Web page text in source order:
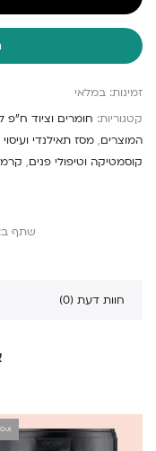
זמינות: במלאי
קטגוריות: חומרים וציוד ח"פ
המוצרים, מסז תאילנדי
קוסמטיקה וטיפולי פנים,
שתף ב:
חוות דעת (0)